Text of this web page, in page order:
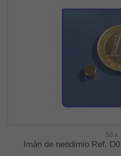
50 x
Imán de neodimio Ref.